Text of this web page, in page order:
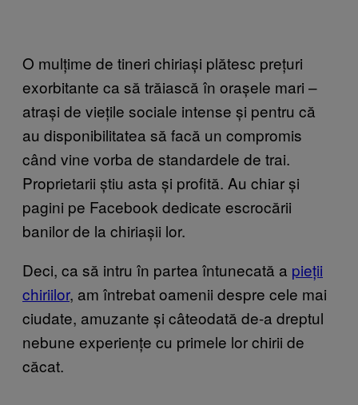
O mulțime de tineri chiriași plătesc prețuri
exorbitante ca să trăiască în orașele mari –
atrași de viețile sociale intense și pentru că
au disponibilitatea să facă un compromis
când vine vorba de standardele de trai.
Proprietarii știu asta și profită. Au chiar și
pagini pe Facebook dedicate escrocării
banilor de la chiriașii lor.
Deci, ca să intru în partea întunecată a pieții
chiriilor, am întrebat oamenii despre cele mai
ciudate, amuzante și câteodată de-a dreptul
nebune experiențe cu primele lor chirii de
căcat.